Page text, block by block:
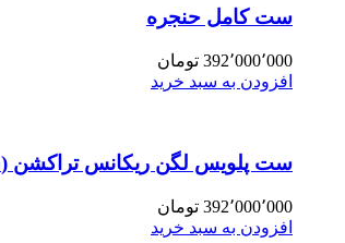
ست کامل حنجره
392٬000٬000 تومان
افزودن به سبد خرید
ست پلویس لگن ریکانس تراکشن (25تکه) PELVIC KIT
392٬000٬000 تومان
افزودن به سبد خرید